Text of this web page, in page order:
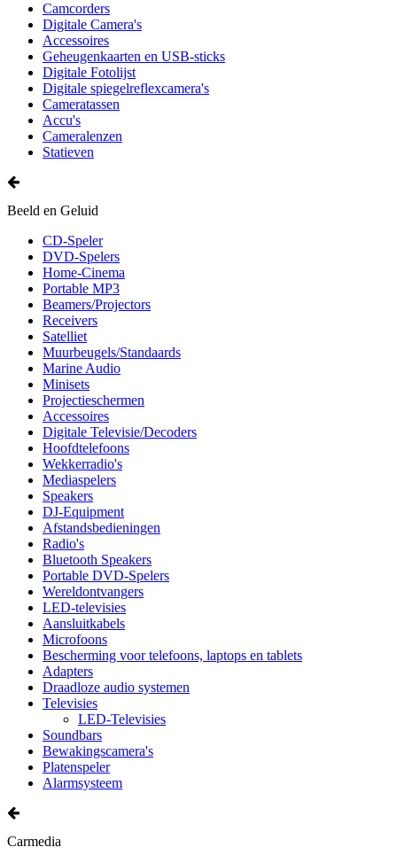
Camcorders
Digitale Camera's
Accessoires
Geheugenkaarten en USB-sticks
Digitale Fotolijst
Digitale spiegelreflexcamera's
Cameratassen
Accu's
Cameralenzen
Statieven
Beeld en Geluid
CD-Speler
DVD-Spelers
Home-Cinema
Portable MP3
Beamers/Projectors
Receivers
Satelliet
Muurbeugels/Standaards
Marine Audio
Minisets
Projectieschermen
Accessoires
Digitale Televisie/Decoders
Hoofdtelefoons
Wekkerradio's
Mediaspelers
Speakers
DJ-Equipment
Afstandsbedieningen
Radio's
Bluetooth Speakers
Portable DVD-Spelers
Wereldontvangers
LED-televisies
Aansluitkabels
Microfoons
Bescherming voor telefoons, laptops en tablets
Adapters
Draadloze audio systemen
Televisies
LED-Televisies
Soundbars
Bewakingscamera's
Platenspeler
Alarmsysteem
Carmedia